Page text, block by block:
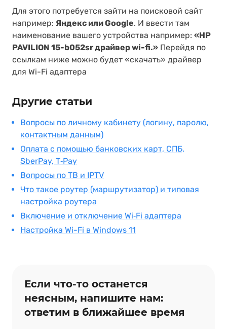
Для этого потребуется зайти на поисковой сайт
например: Яндекс или Google. И ввести там
наименование вашего устройства например: «HP
PAVILION 15-b052sr драйвер wi-fi.» Перейдя по
ссылкам ниже можно будет «скачать» драйвер
для Wi-Fi адаптера
Другие статьи
Вопросы по личному кабинету (логину, паролю,
контактным данным)
Оплата с помощью банковских карт, СПБ,
SberPay, T‑Pay
Вопросы по ТВ и IPTV
Что такое роутер (маршрутизатор) и типовая
настройка роутера
Включение и отключение Wi‑Fi адаптера
Настройка Wi-Fi в Windows 11
Если что‑то останется
неясным, напишите нам:
ответим в ближайшее время